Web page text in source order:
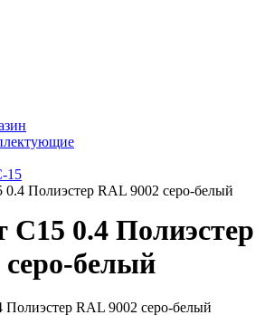
15
Полиэстер RAL 9002 серо-белый
С15 0.4 Полиэстер
белый